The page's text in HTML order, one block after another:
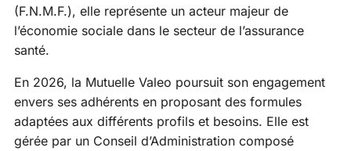
(F.N.M.F.), elle représente un acteur majeur de
l’économie sociale dans le secteur de l’assurance
santé.
En 2026, la Mutuelle Valeo poursuit son engagement
envers ses adhérents en proposant des formules
adaptées aux différents profils et besoins. Elle est
gérée par un Conseil d’Administration composé